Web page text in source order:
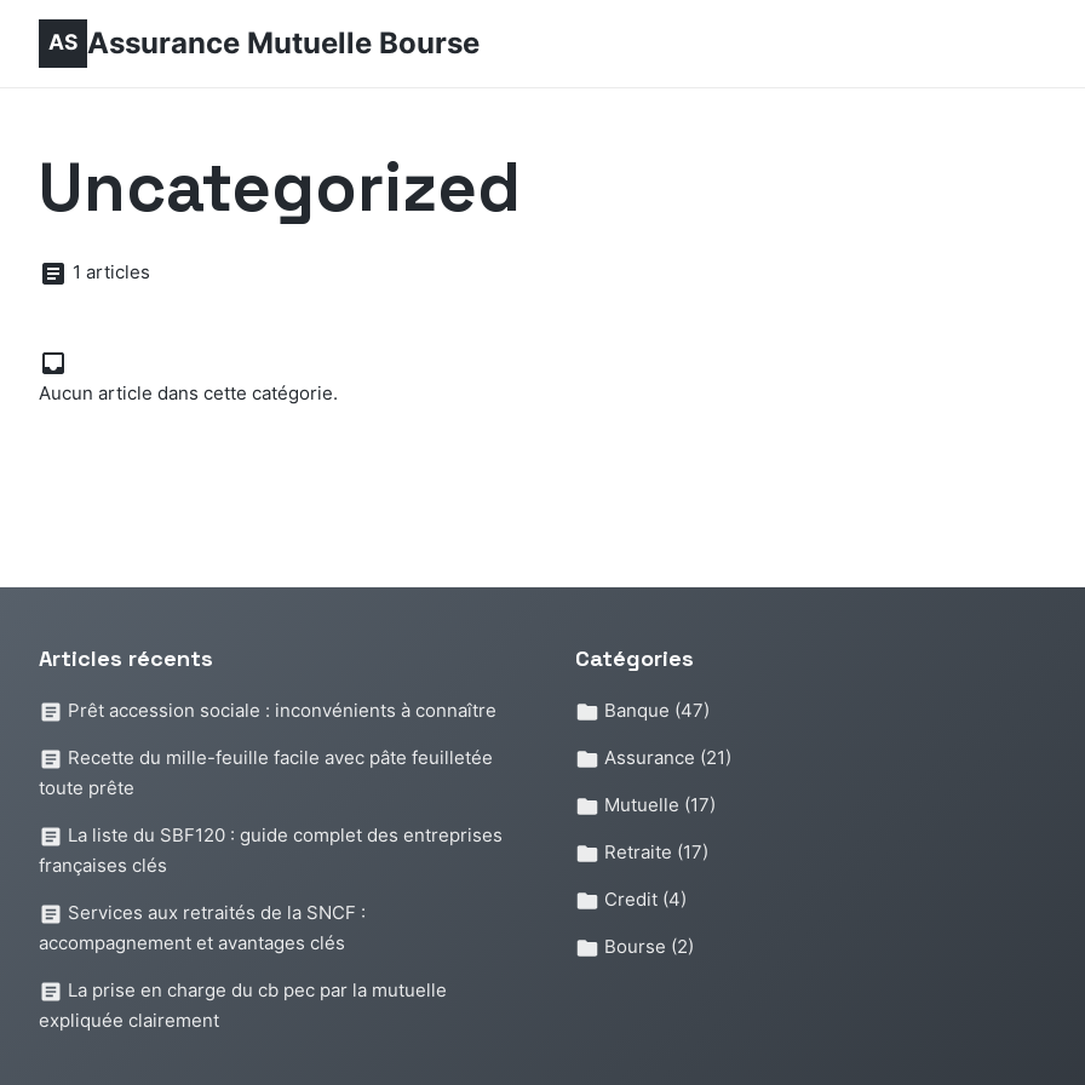
Assurance Mutuelle Bourse
Uncategorized
1 articles
Aucun article dans cette catégorie.
Articles récents
Prêt accession sociale : inconvénients à connaître
Recette du mille-feuille facile avec pâte feuilletée
toute prête
La liste du SBF120 : guide complet des entreprises
françaises clés
Services aux retraités de la SNCF :
accompagnement et avantages clés
La prise en charge du cb pec par la mutuelle
expliquée clairement
Catégories
Banque (47)
Assurance (21)
Mutuelle (17)
Retraite (17)
Credit (4)
Bourse (2)